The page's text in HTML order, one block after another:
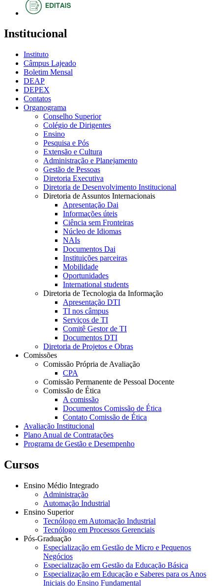
Institucional
Instituto
Câmpus Lajeado
Boletim Mensal
DEAP
DEPEX
Contatos
Organograma
Conselho Superior
Colégio de Dirigentes
Ensino
Pesquisa e Pós
Extensão e Cultura
Administração e Planejamento
Gestão de Pessoas
Diretoria Executiva
Diretoria de Desenvolvimento Institucional
Diretoria de Assuntos Internacionais
Apresentação Dai
Informações úteis
Ciência sem Fronteiras
Núcleo de Idiomas
NAIs
Documentos Dai
Instituições parceiras
Mobilidade
Oportunidades
International students
Diretoria de Tecnologia da Informação
Apresentação DTI
TI nos câmpus
Serviços de TI
Comitê Gestor de TI
Documentos DTI
Diretoria de Projetos e Obras
Comissões
Comissão Própria de Avaliação
CPA
Comissão Permanente de Pessoal Docente
Comissão de Ética
A comissão
Documentos Comissão de Ética
Contato Comissão de Ética
Avaliação Institucional
Plano Anual de Contratações
Programa de Gestão e Desempenho
Cursos
Ensino Médio Integrado
Administração
Automação Industrial
Ensino Superior
Tecnólogo em Automação Industrial
Tecnólogo em Processos Gerenciais
Pós-Graduação
Especialização em Gestão de Micro e Pequenos
Negócios
Especialização em Gestão da Educação Básica
Especialização em Educação e Saberes para os Anos
Iniciais do Ensino Fundamental